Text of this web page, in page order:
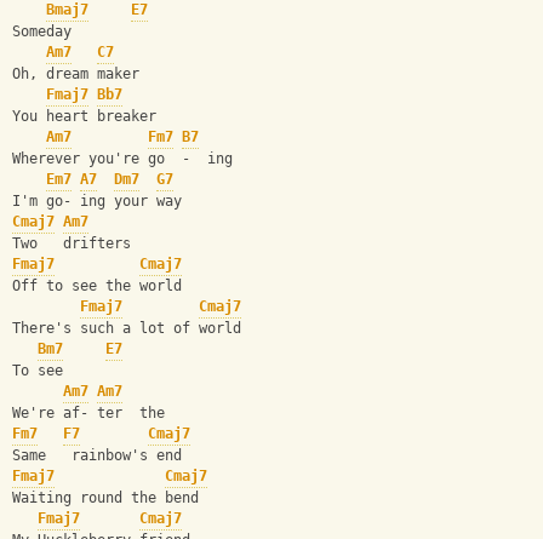
Bmaj7
E7
Someday
Am7
C7
Oh, dream maker
Fmaj7
Bb7
You heart breaker
Am7
Fm7
B7
Wherever you're go  -  ing
Em7 A7 Dm7
G7
I'm go- ing your way
Cmaj7 Am7
Two   drifters
Fmaj7
Cmaj7
Off to see the world
Fmaj7
Cmaj7
There's such a lot of world
Bm7
E7
To see
Am7 Am7
We're af- ter  the
Fm7
F7
Cmaj7
Same   rainbow's end
Fmaj7
Cmaj7
Waiting round the bend
Fmaj7
Cmaj7